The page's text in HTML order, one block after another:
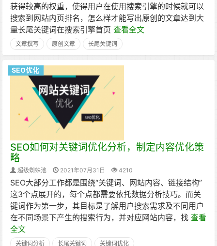
获得较高的权重，使得用户在使用搜索引擎的时候就可以
搜索到网站内页排名，怎么样才能写出原创的文章达到大
量长尾关键词在搜索引擎首页 查看全文
文章撰写 原创文章 长尾关键词
SEO优化
SEO如何对关键词优化分析，制定内容优化策
略
超级蜘蛛池 2021年07月31日 4210
SEO大部分工作都是围绕“关键词、网站内容、链接结构”
这3个点展开的，每个点都需要依托数据分析技巧。而关
键词作为第一步，其目标是了解用户搜索需求及不同用户
在不同场景下产生的搜索行为，并对应网站内容，找 查看
全文
关键词分析 长尾关键词 关键词优化